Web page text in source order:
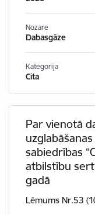
Nozare
Dabasgāze
Kategorija
Cita
Par vienotā
sabiedrības
atbilstību
gadā
Lēmums Nr.53